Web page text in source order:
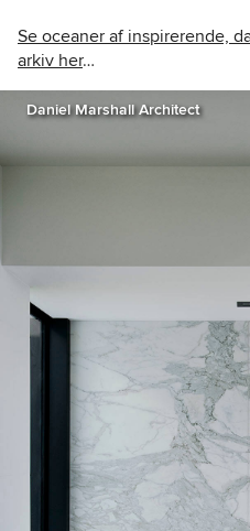
Se oceaner af inspirerende,
arkiv her…
Daniel Marshall Architect